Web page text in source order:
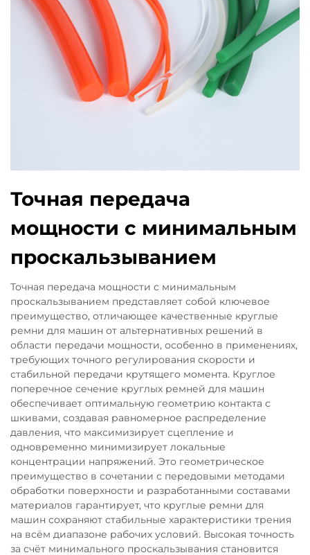
Точная передача
мощности с минимальным
проскальзыванием
Точная передача мощности с минимальным
проскальзыванием представляет собой ключевое
преимущество, отличающее качественные круглые
ремни для машин от альтернативных решений в
области передачи мощности, особенно в применениях,
требующих точного регулирования скорости и
стабильной передачи крутящего момента. Круглое
поперечное сечение круглых ремней для машин
обеспечивает оптимальную геометрию контакта с
шкивами, создавая равномерное распределение
давления, что максимизирует сцепление и
одновременно минимизирует локальные
концентрации напряжений. Это геометрическое
преимущество в сочетании с передовыми методами
обработки поверхности и разработанными составами
материалов гарантирует, что круглые ремни для
машин сохраняют стабильные характеристики трения
на всём диапазоне рабочих условий. Высокая точность
за счёт минимального проскальзывания становится